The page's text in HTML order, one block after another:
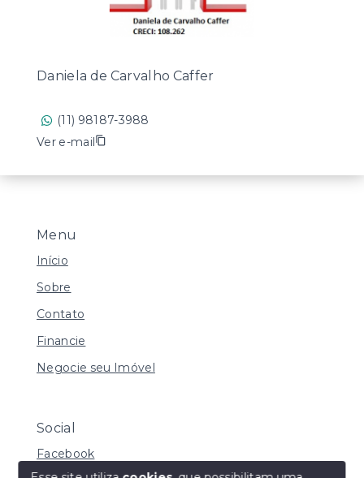
Menu
Início
Sobre
Contato
Financie
Negocie seu Imóvel
Social
Facebook
Daniela de Carvalho Caffer
(11) 98187-3988
Ver e-mail